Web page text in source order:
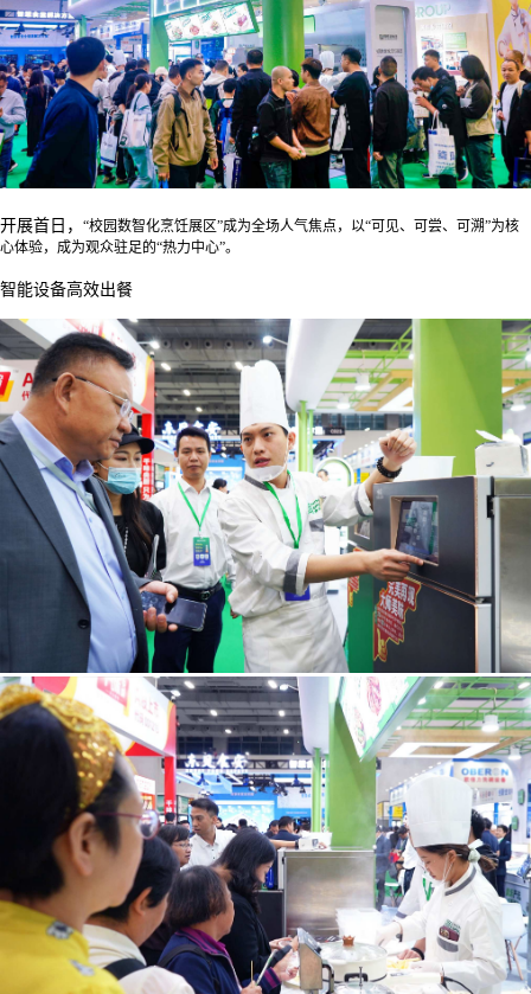
开展首日， “校园数智化烹饪展区”成为全场人气焦点， 以“可见、可尝、可溯”为核
心体验， 成为观众驻足的“热力中心”。
智能设备高效出餐